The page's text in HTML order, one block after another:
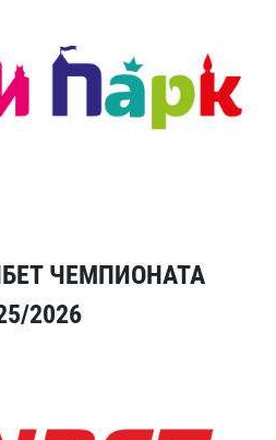
ЧЕМПИОНАТА
2026